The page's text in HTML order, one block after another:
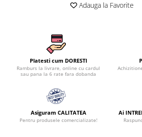
Adauga la Favorite
Platesti cum DORESTI
Ramburs la livrare, online cu cardul
sau pana la 6 rate fara dobanda
Asiguram CALITATEA
Pentru produsele comercializate!
Ai